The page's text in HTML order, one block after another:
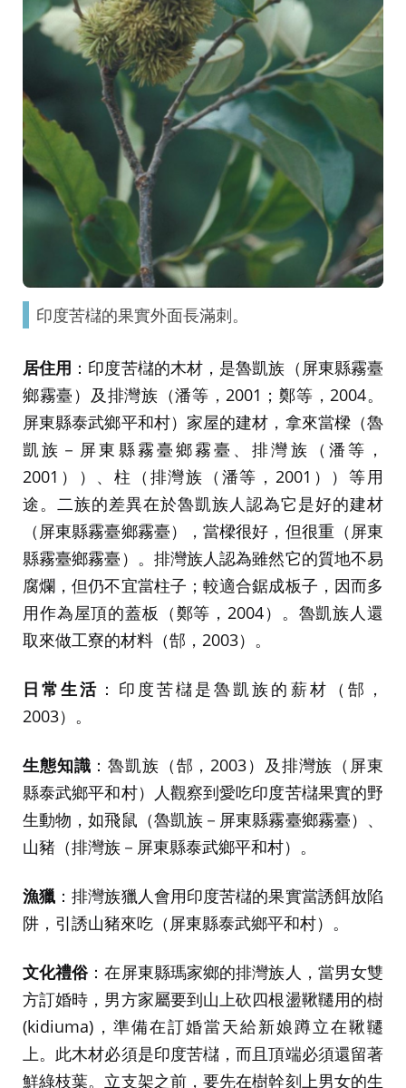
印度苦櫧的果實外面長滿刺。
居住用 ：印度苦櫧的木材，是魯凱族（屏東縣霧臺
鄉霧臺）及排灣族（潘等，2001；鄭等，2004。
屏東縣泰武鄉平和村）家屋的建材，拿來當樑（魯
凱族－屏東縣霧臺鄉霧臺、排灣族（潘等，
2001））、柱（排灣族（潘等，2001））等用
途。二族的差異在於魯凱族人認為它是好的建材
（屏東縣霧臺鄉霧臺），當樑很好，但很重（屏東
縣霧臺鄉霧臺）。排灣族人認為雖然它的質地不易
腐爛，但仍不宜當柱子；較適合鋸成板子，因而多
用作為屋頂的蓋板（鄭等，2004）。魯凱族人還
取來做工寮的材料（郜，2003）。
日常生活 ：印度苦櫧是魯凱族的薪材（郜，
2003）。
生態知識 ：魯凱族（郜，2003）及排灣族（屏東
縣泰武鄉平和村）人觀察到愛吃印度苦櫧果實的野
生動物，如飛鼠（魯凱族－屏東縣霧臺鄉霧臺）、
山豬（排灣族－屏東縣泰武鄉平和村）。
漁獵 ：排灣族獵人會用印度苦櫧的果實當誘餌放陷
阱，引誘山豬來吃（屏東縣泰武鄉平和村）。
文化禮俗：在屏東縣瑪家鄉的排灣族人，當男女雙
方訂婚時，男方家屬要到山上砍四根盪鞦韆用的樹
(kidiuma)，準備在訂婚當天給新娘蹲立在鞦韆
上。此木材必須是印度苦櫧，而且頂端必須還留著
鮮綠枝葉。立支架之前，要先在樹幹刻上男女的生